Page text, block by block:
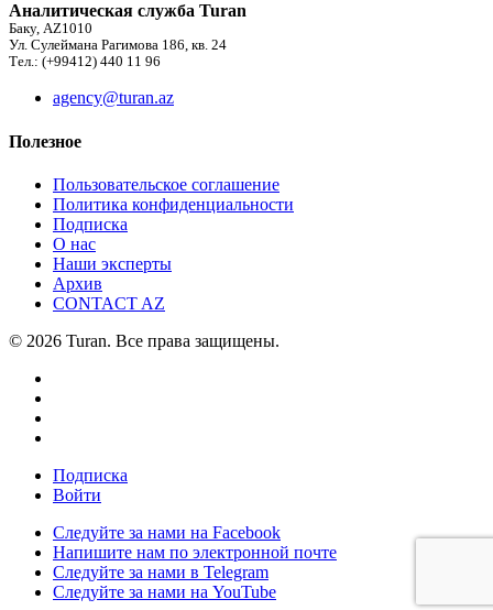
Аналитическая служба Turan
Баку, AZ1010
Ул. Сулеймана Рагимова 186, кв. 24
Тел.: (+99412) 440 11 96
agency@turan.az
Полезное
Пользовательское соглашение
Политика конфиденциальности
Подписка
О нас
Наши эксперты
Архив
CONTACT AZ
© 2026 Turan. Все права защищены.
Подписка
Войти
Следуйте за нами на Facebook
Напишите нам по электронной почте
Следуйте за нами в Telegram
Следуйте за нами на YouTube